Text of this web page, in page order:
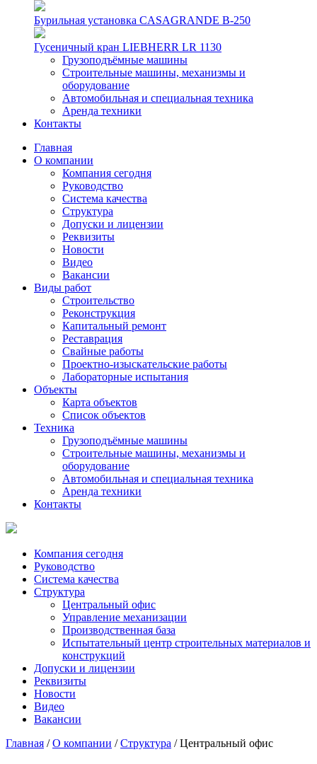
Бурильная установка CASAGRANDE B-250
Гусеничный кран LIEBHERR LR 1130
Грузоподъёмные машины
Строительные машины, механизмы и
оборудование
Автомобильная и специальная техника
Аренда техники
Контакты
Главная
О компании
Компания сегодня
Руководство
Система качества
Структура
Допуски и лицензии
Реквизиты
Новости
Видео
Вакансии
Виды работ
Строительство
Реконструкция
Капитальный ремонт
Реставрация
Свайные работы
Проектно-изыскательские работы
Лабораторные испытания
Объекты
Карта объектов
Список объектов
Техника
Грузоподъёмные машины
Строительные машины, механизмы и
оборудование
Автомобильная и специальная техника
Аренда техники
Контакты
Компания сегодня
Руководство
Система качества
Структура
Центральный офис
Управление механизации
Производственная база
Испытательный центр строительных материалов и
конструкций
Допуски и лицензии
Реквизиты
Новости
Видео
Вакансии
Главная /О компании /Структура / Центральный офис